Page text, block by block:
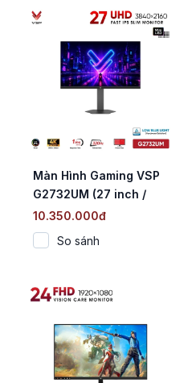
Màn Hình Gaming VSP
G2732UM (27 inch /
Mini LED Fast IPS / 4K
UHD / 320Hz / 1ms)
10.350.000đ
So sánh